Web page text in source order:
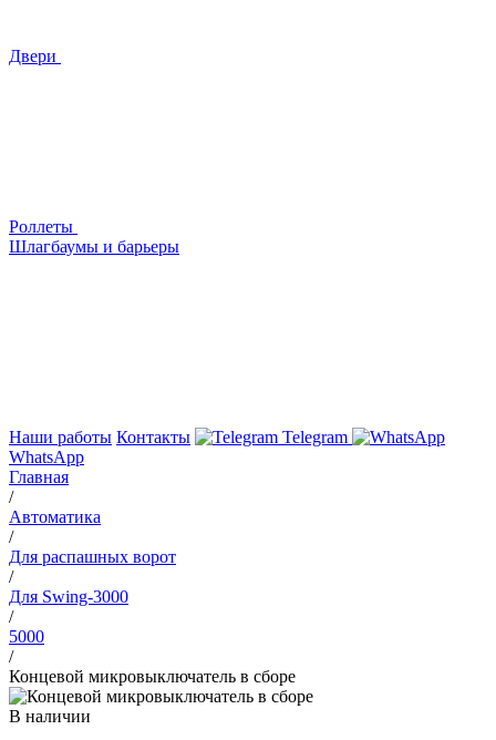
Двери
Роллеты
Шлагбаумы и барьеры
Наши работы Контакты
Telegram
WhatsApp
Главная
/
Автоматика
/
Для распашных ворот
/
Для Swing-3000
/
5000
/
Концевой микровыключатель в сборе
В наличии